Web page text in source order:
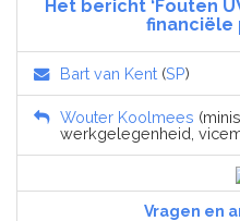
Het bericht ‘Fouten
financiële
Bart van Kent (SP)
Wouter Koolmees
werkgelegenheid,
Vragen en